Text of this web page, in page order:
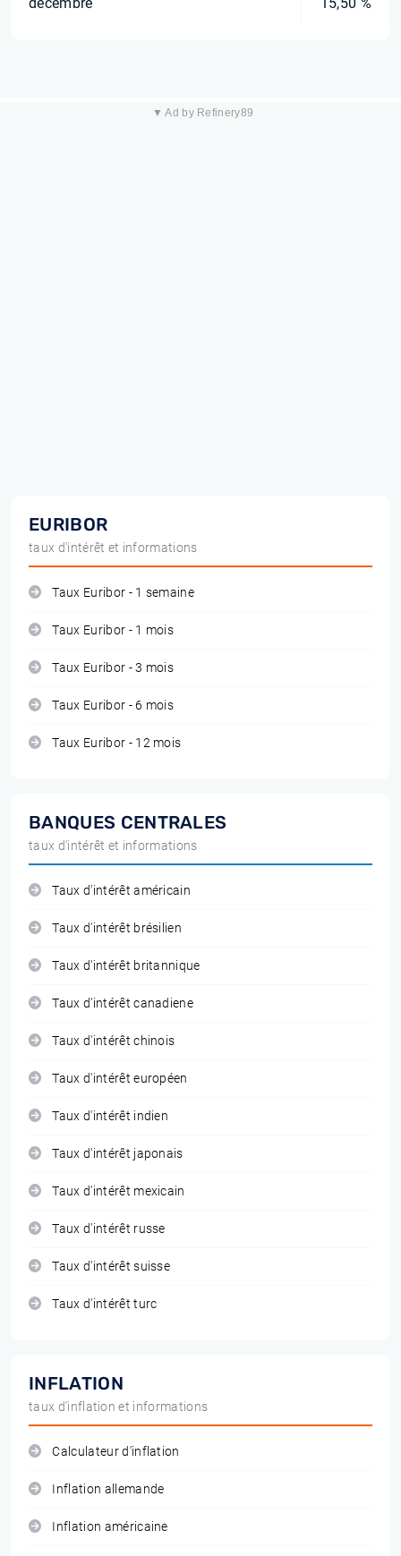
▼ Ad by Refinery89
EURIBOR
taux d'intérêt et informations
Taux Euribor - 1 semaine
Taux Euribor - 1 mois
Taux Euribor - 3 mois
Taux Euribor - 6 mois
Taux Euribor - 12 mois
BANQUES CENTRALES
taux d'intérêt et informations
Taux d'intérêt américain
Taux d'intérêt brésilien
Taux d'intérêt britannique
Taux d'intérêt canadiene
Taux d'intérêt chinois
Taux d'intérêt européen
Taux d'intérêt indien
Taux d'intérêt japonais
Taux d'intérêt mexicain
Taux d'intérêt russe
Taux d'intérêt suisse
Taux d'intérêt turc
INFLATION
taux d'inflation et informations
Calculateur d'inflation
Inflation allemande
Inflation américaine